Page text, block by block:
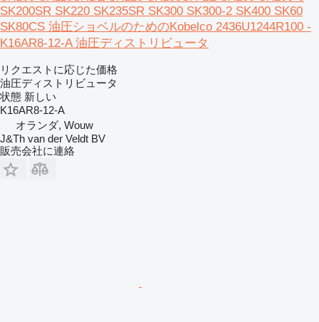
SK200SR SK220 SK235SR SK300 SK300-2 SK400 SK60
SK80CS 油圧ショベルのためのKobelco 2436U1244R100 -
K16AR8-12-A 油圧ディストリビュータ
リクエストに応じた価格
油圧ディストリビュータ
状態 新しい
K16AR8-12-A
オランダ, Wouw
J&Th van der Veldt BV
販売会社に連絡